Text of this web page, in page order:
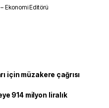
Ekonomi Editörü
için müzakere çağrısı
914 milyon liralık